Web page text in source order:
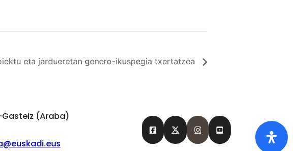
eta jardueretan genero-ikuspegia txertatzea
Gasteiz (Araba)